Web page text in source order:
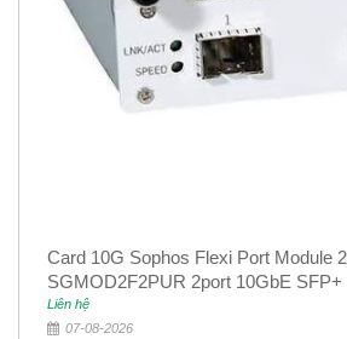
Card 10G Sophos Flexi Port Module
SGMOD2F2PUR 2port 10GbE SFP+
Liên hệ
07-08-2026